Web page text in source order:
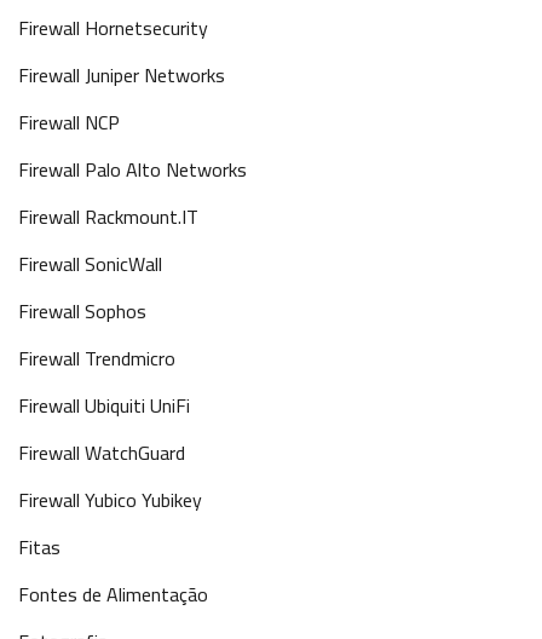
Firewall Hornetsecurity
Firewall Juniper Networks
Firewall NCP
Firewall Palo Alto Networks
Firewall Rackmount.IT
Firewall SonicWall
Firewall Sophos
Firewall Trendmicro
Firewall Ubiquiti UniFi
Firewall WatchGuard
Firewall Yubico Yubikey
Fitas
Fontes de Alimentação